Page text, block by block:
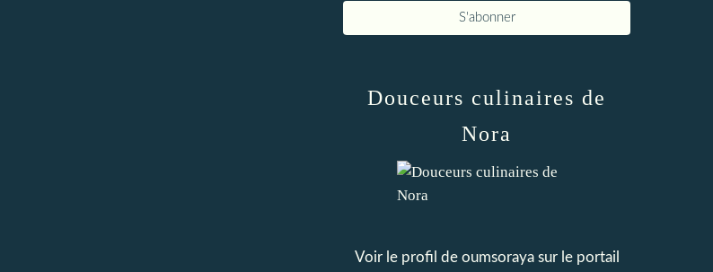
Douceurs culinaires de
Nora
Voir le profil de oumsorayasur le portail